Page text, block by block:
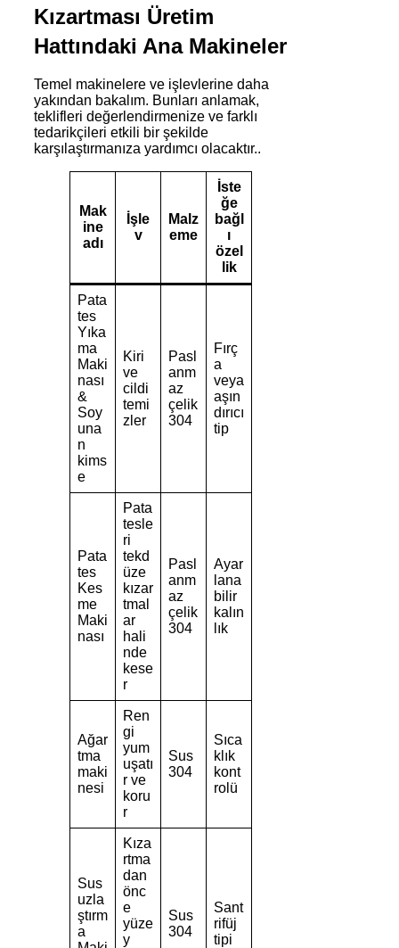
Kızartması Üretim
Hattındaki Ana Makineler
Temel makinelere ve işlevlerine daha
yakından bakalım. Bunları anlamak,
teklifleri değerlendirmenize ve farklı
tedarikçileri etkili bir şekilde
karşılaştırmanıza yardımcı olacaktır..
Mak
ine
adı
İşle
v
Malz
eme
İste
ğe
bağl
ı
özel
lik
Pata
tes
Yıka
ma
Maki
nası
&
Soy
una
n
kims
e
Kiri
ve
cildi
temi
zler
Pasl
anm
az
çelik
304
Fırç
a
veya
aşın
dırıcı
tip
Pata
tes
Kes
me
Maki
nası
Pata
tesle
ri
tekd
üze
kızar
tmal
ar
hali
nde
kese
r
Pasl
anm
az
çelik
304
Ayar
lana
bilir
kalın
lık
Ağar
tma
maki
nesi
Ren
gi
yum
uşatı
r ve
koru
r
Sus
304
Sıca
klık
kont
rolü
Sus
uzla
ştırm
a
Kıza
rtma
dan
önc
e
yüze
y
Sus
304
Sant
rifüj
tipi